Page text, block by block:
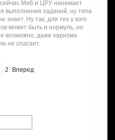
сейчас Ми6 и ЦРУ нанемает
выполнения заданий, ну типа
знает. Ну так, для тех у кого
может быть и нормуль, но
возможно, даже харизма
не спасает.
2 Вперед